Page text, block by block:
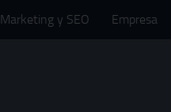
Marketing y SEO Empresa